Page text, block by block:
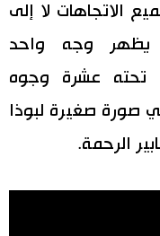
الاتجاهات لا إلى
يظهر وجه واحد
تحته عشرة وجوه
صورة صغيرة لبوذا
الرحمة.